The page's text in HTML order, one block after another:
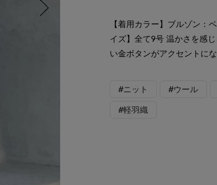
【着用カラー】ブルゾン
イズ】全て9号 温かさを感
い金ボタンがアクセントに
#ニット #ウール
#軽羽織